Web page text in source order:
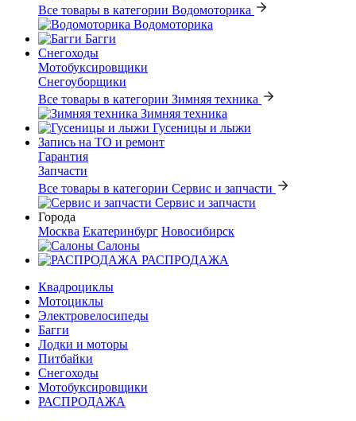
Все товары в категории Водомоторика
Водомоторика
Багги
Снегоходы
Мотобуксировщики
Снегоуборщики
Все товары в категории Зимняя техника
Зимняя техника
Гусеницы и лыжи
Запись на ТО и ремонт
Гарантия
Запчасти
Все товары в категории Сервис и запчасти
Сервис и запчасти
Города
Москва Екатеринбург Новосибирск
Салоны
РАСПРОДАЖА
Квадроциклы
Мотоциклы
Электровелосипеды
Багги
Лодки и моторы
Питбайки
Снегоходы
Мотобуксировщики
РАСПРОДАЖА